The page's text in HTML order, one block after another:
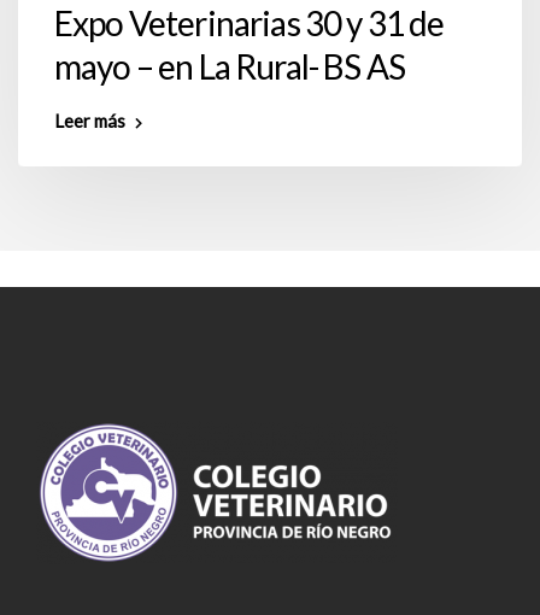
Expo Veterinarias 30 y 31 de
mayo – en La Rural- BS AS
Leer más